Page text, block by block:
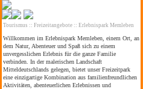
Tourismus :: Freizeitangebote :: Erlebnispark Memleben
Willkommen im Erlebnispark Memleben, einem Ort, an
dem Natur, Abenteuer und Spaß sich zu einem
unvergesslichen Erlebnis für die ganze Familie
verbinden. In der malerischen Landschaft
Mitteldeutschlands gelegen, bietet unser Freizeitpark
eine einzigartige Kombination aus familienfreundlichen
Aktivitäten, abenteuerlichen Erlebnissen und